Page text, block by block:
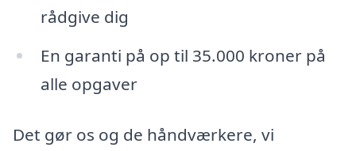
rådgive dig
En garanti på op til 35.000 kroner på
alle opgaver
Det gør os og de håndværkere, vi